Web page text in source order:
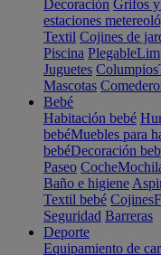
Decoración Grifos
estaciones
Textil Cojines de
Piscina Plegable
Juguetes Columpios
Mascotas
Bebé
Habitación bebé
bebéMuebles para
bebéDecoración
Paseo Coche
Baño e higiene
Textil bebé Cojines
Seguridad Barreras
Deporte
Equipamiento de